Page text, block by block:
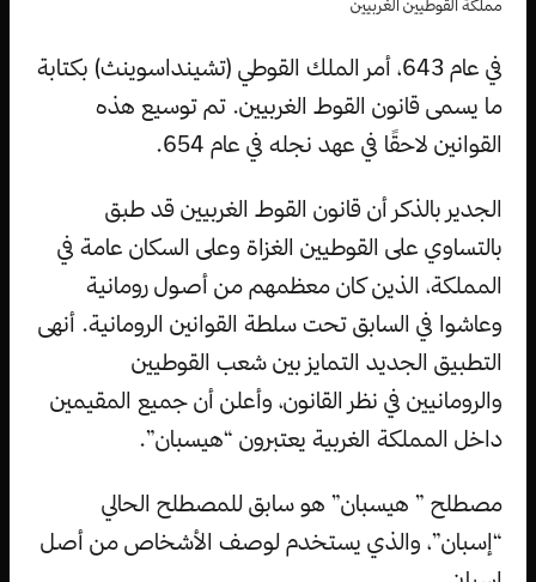
مملكة القوطيين الغربيين
في عام 643، أمر الملك القوطي (تشينداسوينث) بكتابة
ما يسمى قانون القوط الغربيين. تم توسيع هذه
القوانين لاحقًا في عهد نجله في عام 654.
الجدير بالذكر أن قانون القوط الغربيين قد طبق
بالتساوي على القوطيين الغزاة وعلى السكان عامة في
المملكة، الذين كان معظمهم من أصول رومانية
وعاشوا في السابق تحت سلطة القوانين الرومانية. أنهى
التطبيق الجديد التمايز بين شعب القوطيين
والرومانيين في نظر القانون، وأعلن أن جميع المقيمين
داخل المملكة الغربية يعتبرون “هيسبان”.
مصطلح ” هيسبان” هو سابق للمصطلح الحالي
“إسبان”، والذي يستخدم لوصف الأشخاص من أصل